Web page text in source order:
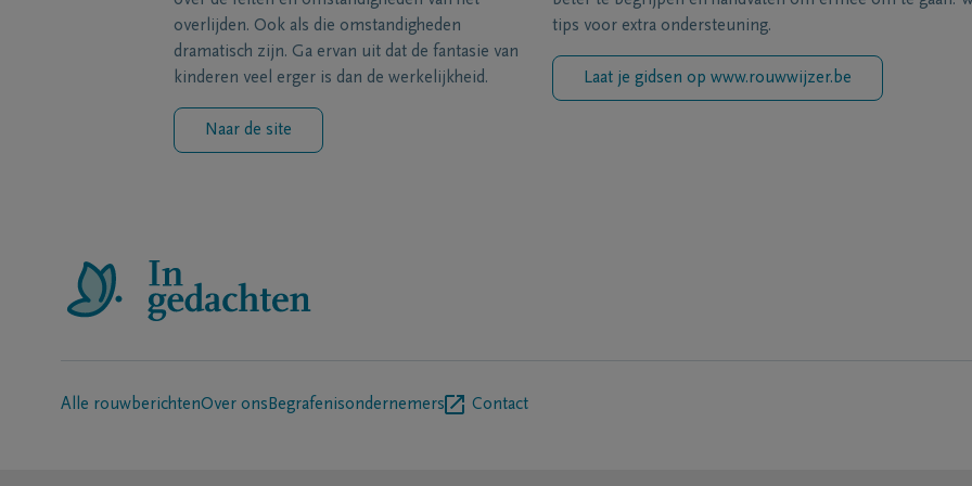
overlijden. Ook als die omstandigheden
dramatisch zijn. Ga ervan uit dat de fantasie van
kinderen veel erger is dan de werkelijkheid.
Naar de site
tips voor extra ondersteuning.
Laat je gidsen op www.rouwwijzer.be
Alle rouwberichtenOver ons Begrafenisondernemers Contact